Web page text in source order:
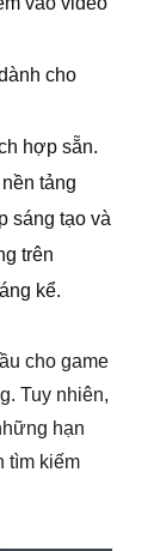
cho
hợp sẵn.
tảng
sáng tạo và
trên
kể.
cho game
Tuy nhiên,
hạn
tìm kiếm